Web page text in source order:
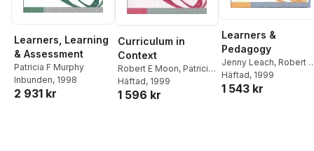
Learners, Learning
& Assessment
Patricia F Murphy
Inbunden, 1998
2 931 kr
Curriculum in
Context
Robert E Moon, Patricia
F Murphy
Häftad, 1999
1 596 kr
Learners &
Pedagogy
Jenny Leach, Robert E
Moon
Häftad, 1999
1 543 kr